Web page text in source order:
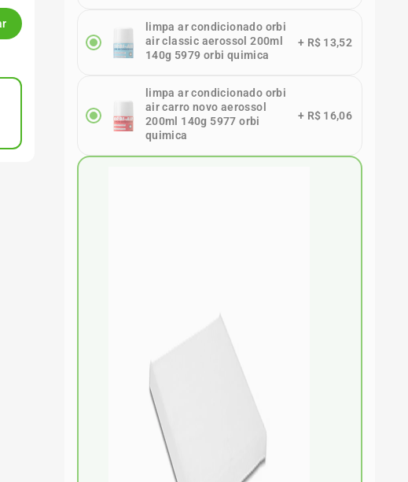
limpa ar condicionado orbi
air classic aerossol 200ml
140g 5979 orbi quimica
+ R$ 13,52
limpa ar condicionado orbi
air carro novo aerossol
200ml 140g 5977 orbi
quimica
+ R$ 16,06